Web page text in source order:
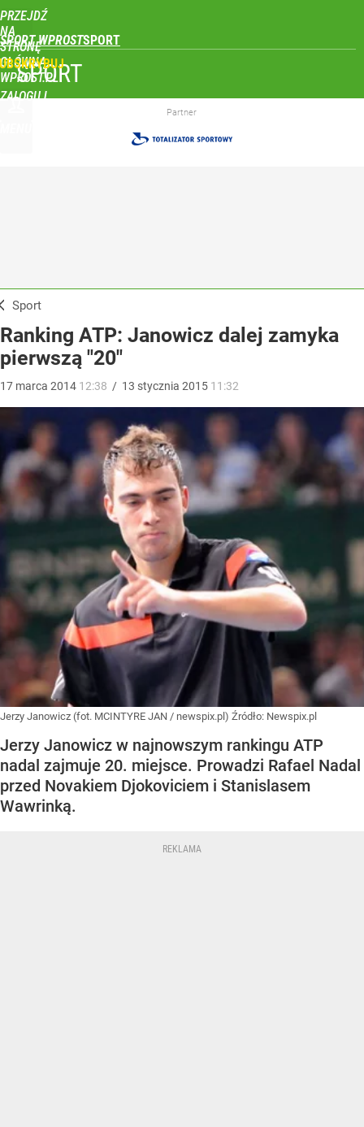
PRZEJDŹ
NA
STRONĘ
GŁÓWNĄ
WPROST.PL
SPORT WPROST
ZALOGUJ
SPORT
Partner
Sport
Ranking ATP: Janowicz dalej zamyka
pierwszą "20"
17 marca 2014 12:38 / 13 stycznia 2015 11:32
Jerzy Janowicz (fot. MCINTYRE JAN / newspix.pl) Źródło: Newspix.pl
Jerzy Janowicz w najnowszym rankingu ATP
nadal zajmuje 20. miejsce. Prowadzi Rafael Nadal
przed Novakiem Djokoviciem i Stanislasem
Wawrinką.